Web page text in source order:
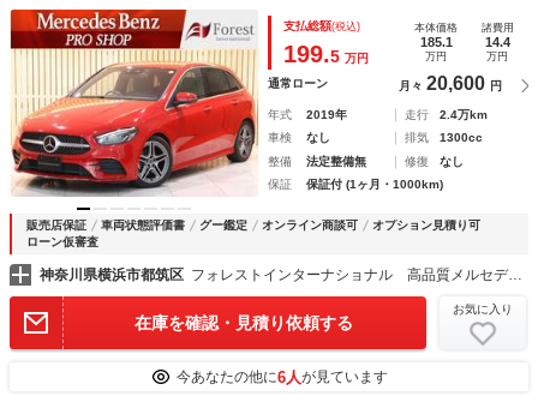
補助 ブラインド＆レーンキープアシスト ディストロニック
プラス バックカメラ タッチスクリーンディスプレイ
支払総額(税込)
199.5 万円
本体価格
185.1
万円
諸費用
14.4
万円
通常ローン 月々 20,600 円
年式 2019年 走行
2.4万km
車検
なし 排気
1300cc
整備
法定整備無 修復
なし
保証
保証付 (1ヶ月・1000km)
販売店保証 車両状態評価書 グー鑑定 オンライン商談可
オプション見積り可
ローン仮審査
神奈川県横浜市都筑区 フォレストインターナショナル 高品質メルセデスベンツ正規ディーラー車専門店
在庫を確認・見積り依頼する
お気に入り
今あなたの他に6人が見ています